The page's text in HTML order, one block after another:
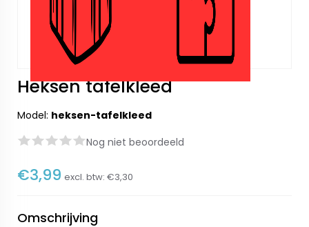
Heksen tafelkleed
Model: heksen-tafelkleed
Nog niet beoordeeld
€3,99 excl. btw: €3,30
Omschrijving